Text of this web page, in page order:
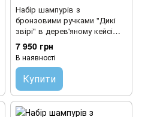
Набір шампурів з
бронзовими ручками "Дикі
звірі" в дерев'яному кейсі
470038
7 950 грн
В наявності
Купити